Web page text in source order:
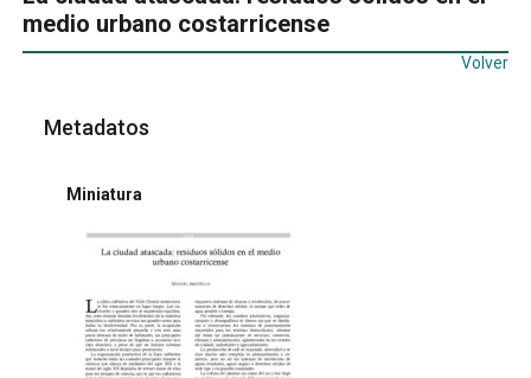
medio urbano costarricense
Volver
Metadatos
Miniatura